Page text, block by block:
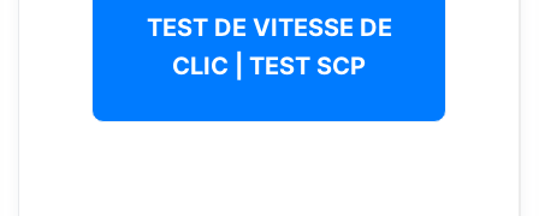
TEST DE VITESSE DE
CLIC | TEST SCP